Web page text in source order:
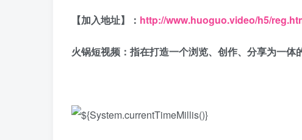
【加入地址】： http://www.huoguo.video/h5/
火锅短视频：指在打造一个浏览、创作、分享为一体